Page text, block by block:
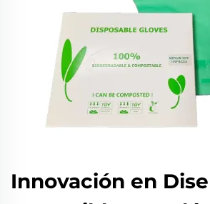
Innovación en